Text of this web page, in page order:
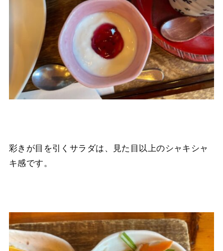
彩きが目を引くサラダは、見た目以上のシャキシャ
キ感です。